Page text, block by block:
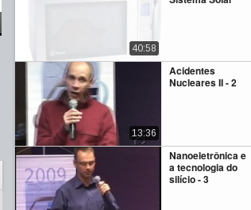
40:58
Acidentes
Nucleares II - 2
13:36
Nanoeletrônica e
a tecnologia do
silício - 3